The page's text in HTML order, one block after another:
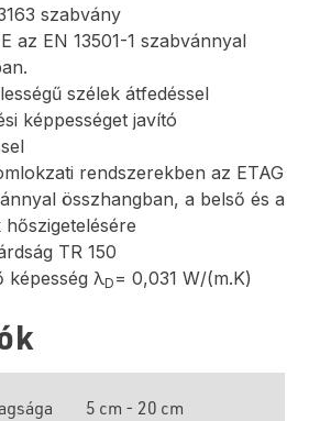
szabvány
az EN 13501-1 szabvánnyal
szélek átfedéssel
képpességet javító
rendszerekben az ETAG
összhangban, a belső és a
TR 150
képesség λD = 0,031 W/(m.K)
5 cm - 20 cm